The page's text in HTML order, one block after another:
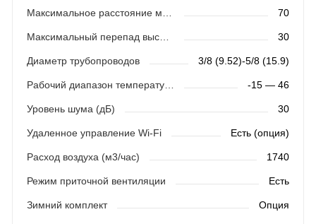
70
Максимальный перепад высот (м) 30
Диаметр трубопроводов 3/8 (9.52)-5/8 (15.9)
Рабочий диапазон температур (охлаждение) -15 — 46
Уровень шума (дБ) 30
Удаленное управление Wi-Fi Есть (опция)
Расход воздуха (м3/час) 1740
Режим приточной вентиляции Есть
Зимний комплект Опция